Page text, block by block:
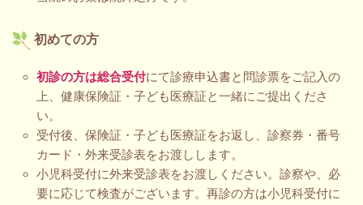
初めての方
初診の方は総合受付にて診療申込書と問診票をご記入の
上、健康保険証・子ども医療証と一緒にご提出くださ
い。
受付後、保険証・子ども医療証をお返し、診察券・番号
カード・外来受診表をお渡しします。
小児科受付に外来受診表をお渡しください。診察や、必
要に応じて検査がございます。再診の方は小児科受付に